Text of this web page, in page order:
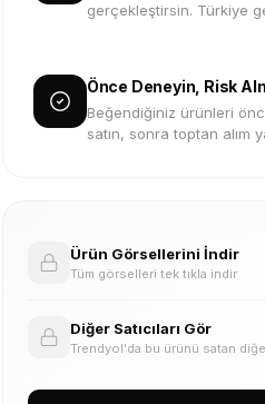
gerçekleştirsin. Türkiye
Önce Deneyin, Risk
Beğendiğiniz ürünleri
satın, sonra toptan alım
Ürün Görsellerini İndir
Tüm görselleri tek tıkla indir
Diğer Satıcıları Gör
Trendyol'da bu ürünü satan